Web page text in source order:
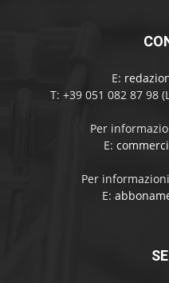
E:
T: +39 051 082 87 98
Per
E:
Per
E: